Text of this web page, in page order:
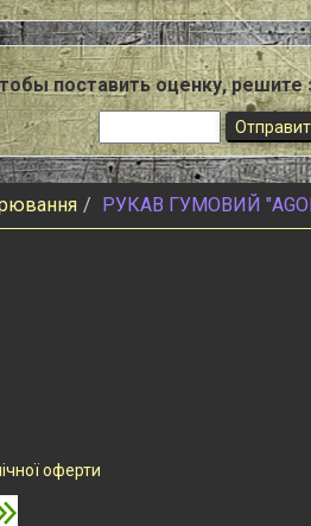
поставить оценку, решите
РУКАВ ГУМОВИЙ
оферти